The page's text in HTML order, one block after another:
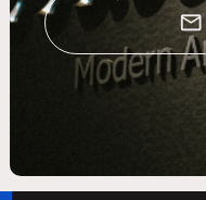
mail_outline